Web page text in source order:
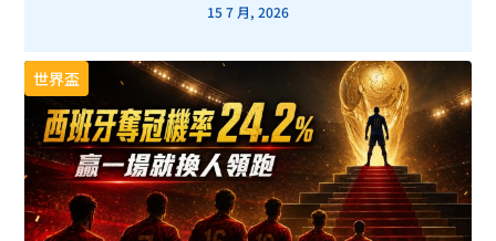
15 7 月, 2026
世界盃